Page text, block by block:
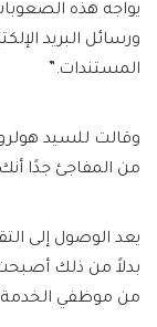
ورسائل البريد
المستندات.”
وقالت للسيد
من المفاجئ جدًا
يعد الوصول إلى
بدلاً من ذلك أصبحت
من موظفي الخدمة